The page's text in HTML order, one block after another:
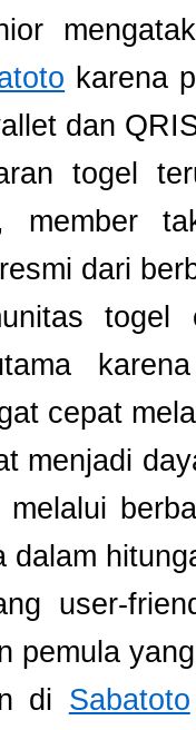
karena
dan
togel
member
dari
togel
cepat
menjadi
melalui
dalam
user-
pemula
di Sabatoto